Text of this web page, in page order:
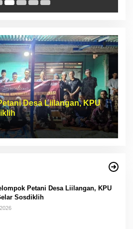
Desa Liilangan, KPU
Petani Desa Liilangan, KPU
Sosdiklih